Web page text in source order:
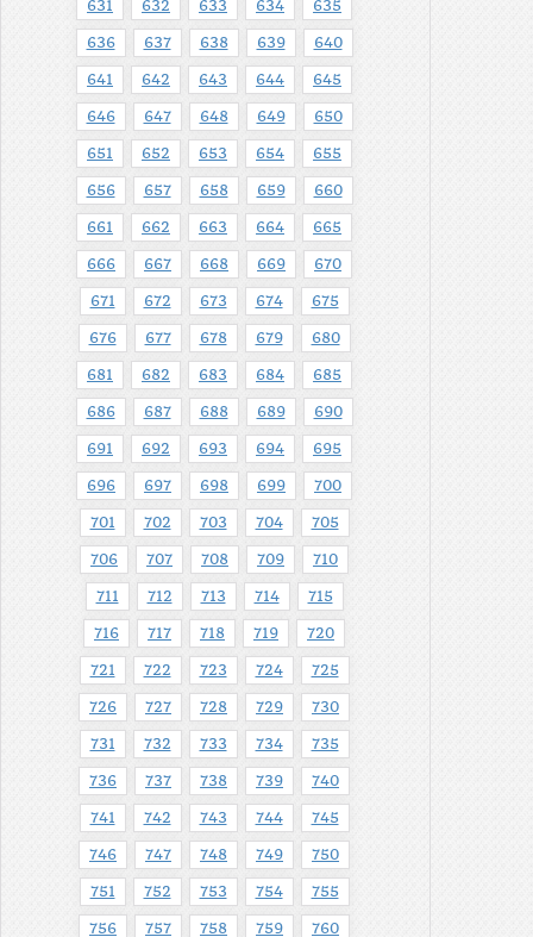
631 632 633 634 635
636 637 638 639 640
641 642 643 644 645
646 647 648 649 650
651 652 653 654 655
656 657 658 659 660
661 662 663 664 665
666 667 668 669 670
671 672 673 674 675
676 677 678 679 680
681 682 683 684 685
686 687 688 689 690
691 692 693 694 695
696 697 698 699 700
701 702 703 704 705
706 707 708 709 710
711 712 713 714 715
716 717 718 719 720
721 722 723 724 725
726 727 728 729 730
731 732 733 734 735
736 737 738 739 740
741 742 743 744 745
746 747 748 749 750
751 752 753 754 755
756 757 758 759 760